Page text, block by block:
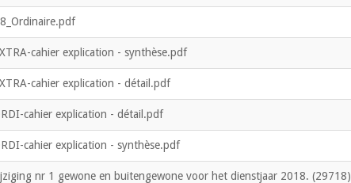
cahier explication - synthèse.pdf
cahier explication - détail.pdf
cahier explication - détail.pdf
cahier explication - synthèse.pdf
nr 1 gewone en buitengewone voor het dienstjaar 2018. (29718)